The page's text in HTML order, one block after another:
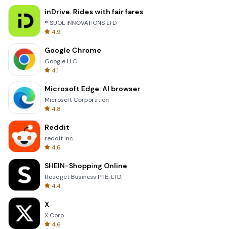
inDrive. Rides with fair fares
® SUOL INNOVATIONS LTD
4.9
Google Chrome
Google LLC
4.1
Microsoft Edge: AI browser
Microsoft Corporation
4.8
Reddit
reddit Inc.
4.6
SHEIN-Shopping Online
Roadget Business PTE. LTD.
4.4
X
X Corp.
4.6